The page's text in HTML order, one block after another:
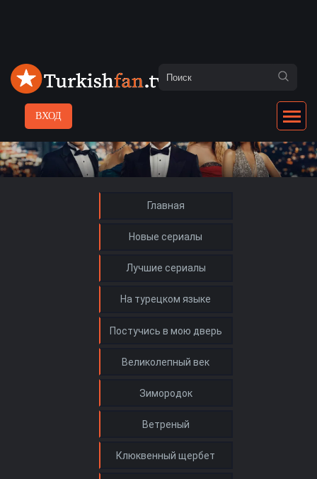
ВХОД
Главная
Новые сериалы
Лучшие сериалы
На турецком языке